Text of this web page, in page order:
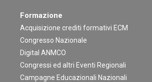
Formazione
Acquisizione crediti formativi ECM
Congresso Nazionale
Digital ANMCO
Congressi ed altri Eventi Regionali
Campagne Educazionali Nazionali